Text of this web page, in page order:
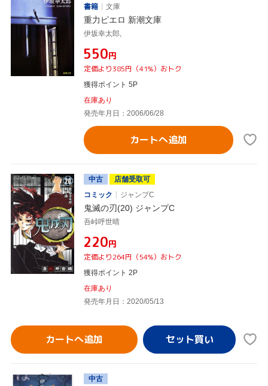
書籍 文庫
重力ピエロ 新潮文庫
伊坂幸太郎,
¥550円
定価より385円（41%）おトク
獲得ポイント 5P
在庫あり
発売年月日：2006/06/28
カートへ追加
中古
店舗受取可
コミック
ジャンプC
鬼滅の刃(20) ジャンプC
吾峠呼世晴
¥220円
定価より264円（54%）おトク
獲得ポイント 2P
在庫あり
発売年月日：2020/05/13
カートへ追加
中古